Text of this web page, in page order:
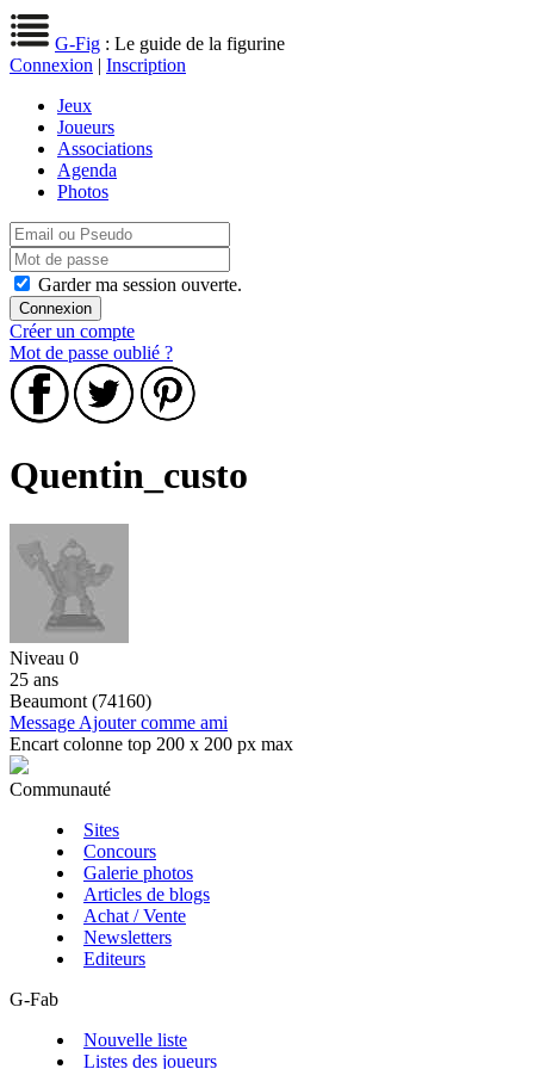
G-Fig : Le guide de la figurine
Connexion | Inscription
Jeux
Joueurs
Associations
Agenda
Photos
Garder ma session ouverte.
Créer un compte
Mot de passe oublié ?
Quentin_custo
Niveau 0
25 ans
Beaumont (74160)
Message Ajouter comme ami
Encart colonne top 200 x 200 px max
Communauté
Sites
Concours
Galerie photos
Articles de blogs
Achat / Vente
Newsletters
Editeurs
G-Fab
Nouvelle liste
Listes des joueurs